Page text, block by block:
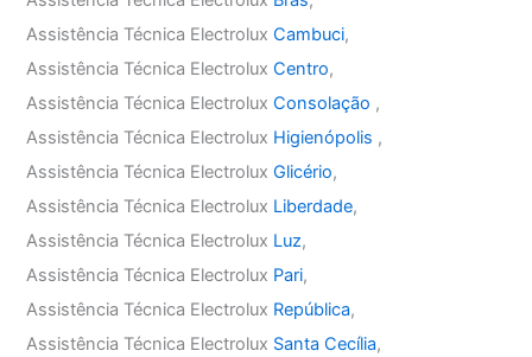
Assistência Técnica ElectroluxCambuci,
Assistência Técnica ElectroluxCentro,
Assistência Técnica ElectroluxConsolação ,
Assistência Técnica Electrolux Higienópolis ,
Assistência Técnica ElectroluxGlicério,
Assistência Técnica Electrolux Liberdade,
Assistência Técnica Electrolux Luz,
Assistência Técnica Electrolux Pari,
Assistência Técnica Electrolux República,
Assistência Técnica Electrolux Santa Cecília,